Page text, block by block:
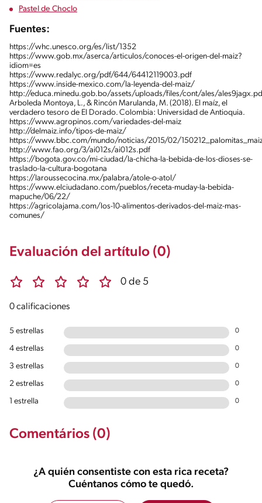
Pastel de Choclo
Fuentes:
https://whc.unesco.org/es/list/1352
https://www.gob.mx/aserca/articulos/conoces-el-origen-del-maiz?
idiom=es
https://www.redalyc.org/pdf/644/64412119003.pdf
https://www.inside-mexico.com/la-leyenda-del-maiz/
http://educa.minedu.gob.bo/assets/uploads/files/cont/ales/
Arboleda Montoya, L., & Rincón Marulanda, M. (2018). El maíz, el
verdadero tesoro de El Dorado. Colombia: Universidad de Antioquia.
https://www.agropinos.com/variedades-del-maiz
http://delmaiz.info/tipos-de-maiz/
https://www.bbc.com/mundo/noticias/2015/02/
http://www.fao.org/3/ai012s/ai012s.pdf
https://bogota.gov.co/mi-ciudad/la-chicha-la-bebida-de-los-dioses-se-
traslado-la-cultura-bogotana
https://laroussecocina.mx/palabra/atole-o-atol/
https://www.elciudadano.com/pueblos/receta-muday-la-bebida-
mapuche/06/22/
https://agricolajama.com/los-10-alimentos-derivados-del-maiz-mas-
comunes/
Evaluación del artítulo (0)
0 de 5
0 calificaciones
5 estrellas 0
4 estrellas 0
3 estrellas 0
2 estrellas 0
1 estrella 0
Comentários (0)
¿A quién consentiste con esta rica receta?
Cuéntanos cómo te quedó.